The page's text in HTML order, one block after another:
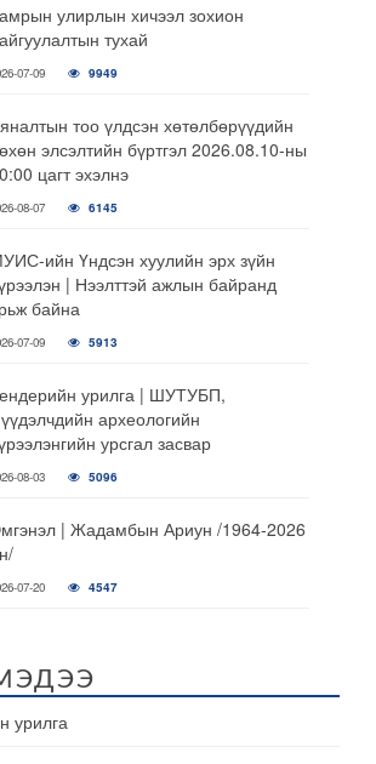
улирлын хичээл зохион
тухай
07-09 9949
тоо үлдсэн хөтөлбөрүүдийн
элсэлтийн бүртгэл 2026.08.10-ны
цагт эхэлнэ
08-07 6145
ийн Үндсэн хуулийн эрх зүйн
| Нээлттэй ажлын байранд
байна
07-09 5913
урилга | ШУТУБП,
археологийн
урсгал засвар
08-03 5096
| Жадамбын Ариун /1964-2026
07-20 4547
урилга